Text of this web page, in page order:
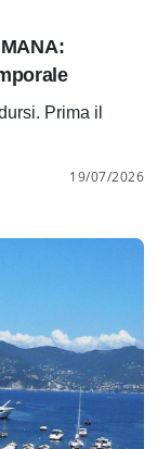
Prima il
19/07/2026